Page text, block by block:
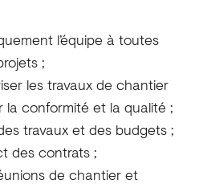
l’équipe à toutes
;
les travaux de chantier
la conformité et la qualité ;
travaux et des budgets ;
des contrats ;
de chantier et